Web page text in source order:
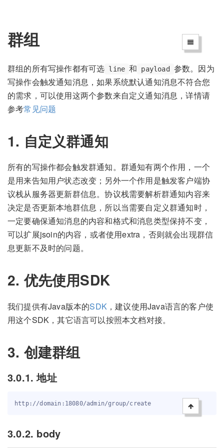
群组
群组的所有写操作都有可选 line 和 payload
参数。因为
写操作会触发通知消息，如果系统默认通知消息不符合您
的需求，可以使用这两个参数来自定义通知消息，详情请
参考常见问题
1. 自定义群通知
所有的写操作都会触发群通知。群通知有两个作用，一个
是用来告知用户状态改变；另外一个作用是触发客户端协
议栈从服务器更新群信息。协议栈需要解析群通知内容来
决定是否更新本地群信息，所以当需要自定义群通知时，
一定要确保通知消息的内容和格式和消息类型保持不变，
可以扩展jsoin的内容，或者使用extra，否则就会出现群信
息更新不及时的问题。
2. 优先使用SDK
我们提供有Java版本的SDK ，建议使用Java语言的客户使
用这个SDK，其它语言可以按照本文档对接。
3. 创建群组
3.0.1. 地址
3.0.2. body